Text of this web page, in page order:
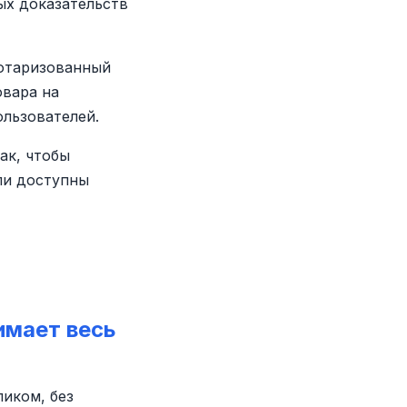
доказательств
на
чтобы
доступны
весь
без